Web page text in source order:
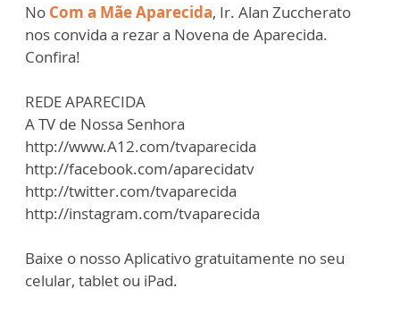
No Com a Mãe Aparecida, Ir. Alan Zuccherato
nos convida a rezar a Novena de Aparecida.
Confira!
REDE APARECIDA
A TV de Nossa Senhora
http://www.A12.com/tvaparecida
http://facebook.com/aparecidatv
http://twitter.com/tvaparecida
http://instagram.com/tvaparecida
Baixe o nosso Aplicativo gratuitamente no seu
celular, tablet ou iPad.